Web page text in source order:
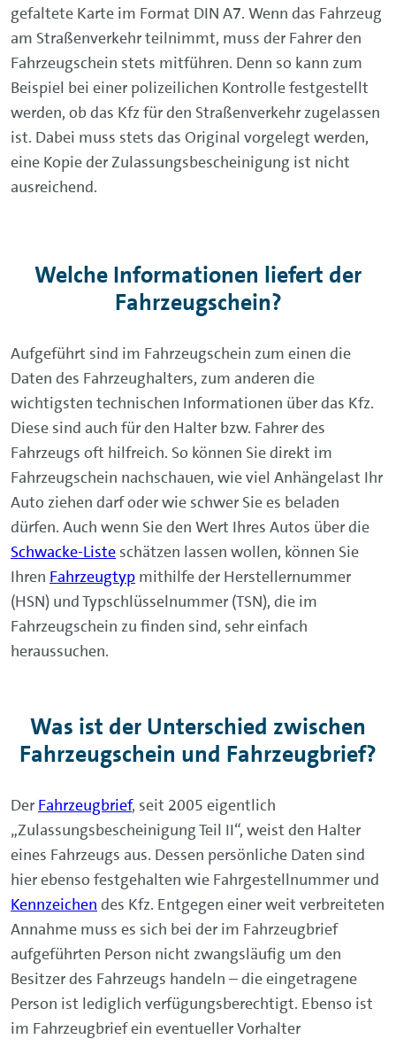
gefaltete Karte im Format DIN A7. Wenn das Fahrzeug
am Straßenverkehr teilnimmt, muss der Fahrer den
Fahrzeugschein stets mitführen. Denn so kann zum
Beispiel bei einer polizeilichen Kontrolle festgestellt
werden, ob das Kfz für den Straßenverkehr zugelassen
ist. Dabei muss stets das Original vorgelegt werden,
eine Kopie der Zulassungsbescheinigung ist nicht
ausreichend.
Welche Informationen liefert der
Fahrzeugschein?
Aufgeführt sind im Fahrzeugschein zum einen die
Daten des Fahrzeughalters, zum anderen die
wichtigsten technischen Informationen über das Kfz.
Diese sind auch für den Halter bzw. Fahrer des
Fahrzeugs oft hilfreich. So können Sie direkt im
Fahrzeugschein nachschauen, wie viel Anhängelast Ihr
Auto ziehen darf oder wie schwer Sie es beladen
dürfen. Auch wenn Sie den Wert Ihres Autos über die
Schwacke-Liste schätzen lassen wollen, können Sie
Ihren Fahrzeugtyp mithilfe der Herstellernummer
(HSN) und Typschlüsselnummer (TSN), die im
Fahrzeugschein zu finden sind, sehr einfach
heraussuchen.
Was ist der Unterschied zwischen
Fahrzeugschein und Fahrzeugbrief?
Der Fahrzeugbrief, seit 2005 eigentlich
„Zulassungsbescheinigung Teil II“, weist den Halter
eines Fahrzeugs aus. Dessen persönliche Daten sind
hier ebenso festgehalten wie Fahrgestellnummer und
Kennzeichen des Kfz. Entgegen einer weit verbreiteten
Annahme muss es sich bei der im Fahrzeugbrief
aufgeführten Person nicht zwangsläufig um den
Besitzer des Fahrzeugs handeln – die eingetragene
Person ist lediglich verfügungsberechtigt. Ebenso ist
im Fahrzeugbrief ein eventueller Vorhalter